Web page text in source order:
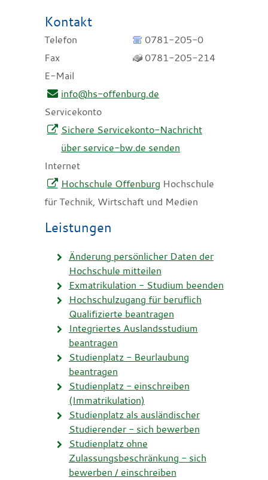
Kontakt
Telefon
0781-205-0
Fax
0781-205-214
E-Mail
info@hs-offenburg.de
Servicekonto
Sichere Servicekonto-Nachricht
über service-bw.de senden
Internet
Hochschule Offenburg Hochschule
für Technik, Wirtschaft und Medien
Leistungen
Änderung persönlicher Daten der
Hochschule mitteilen
Exmatrikulation - Studium beenden
Hochschulzugang für beruflich
Qualifizierte beantragen
Integriertes Auslandsstudium
beantragen
Studienplatz - Beurlaubung
beantragen
Studienplatz - einschreiben
(Immatrikulation)
Studienplatz als ausländischer
Studierender - sich bewerben
Studienplatz ohne
Zulassungsbeschränkung - sich
bewerben / einschreiben